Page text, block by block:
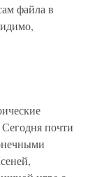
файла в
почти